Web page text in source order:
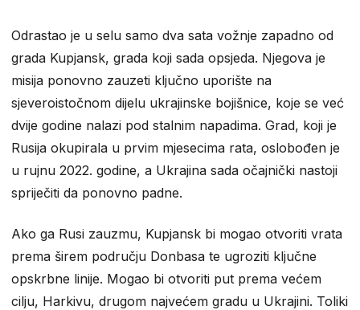
Odrastao je u selu samo dva sata vožnje zapadno od
grada Kupjansk, grada koji sada opsjeda. Njegova je
misija ponovno zauzeti ključno uporište na
sjeveroistočnom dijelu ukrajinske bojišnice, koje se već
dvije godine nalazi pod stalnim napadima. Grad, koji je
Rusija okupirala u prvim mjesecima rata, oslobođen je
u rujnu 2022. godine, a Ukrajina sada očajnički nastoji
spriječiti da ponovno padne.
Ako ga Rusi zauzmu, Kupjansk bi mogao otvoriti vrata
prema širem području Donbasa te ugroziti ključne
opskrbne linije. Mogao bi otvoriti put prema većem
cilju, Harkivu, drugom najvećem gradu u Ukrajini. Toliki